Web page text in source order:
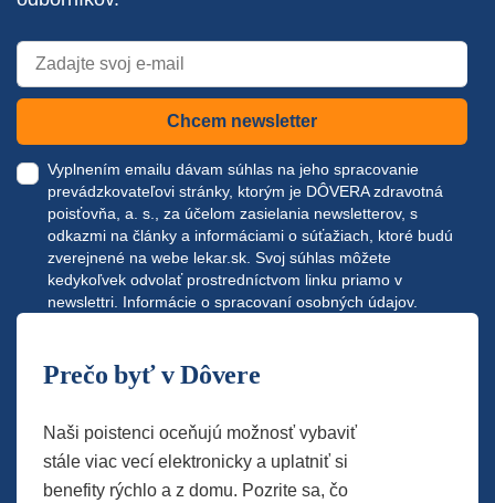
Chcem newsletter
Vyplnením emailu dávam súhlas na jeho spracovanie
prevádzkovateľovi stránky, ktorým je DÔVERA zdravotná
poisťovňa, a. s., za účelom zasielania newsletterov, s
odkazmi na články a informáciami o súťažiach, ktoré budú
zverejnené na webe lekar.sk . Svoj súhlas môžete
kedykoľvek odvolať prostredníctvom linku priamo v
newslettri. Informácie o spracovaní osobných údajov.
Prečo byť v Dôvere
Naši poistenci oceňujú možnosť vybaviť
stále viac vecí elektronicky a uplatniť si
benefity rýchlo a z domu. Pozrite sa, čo